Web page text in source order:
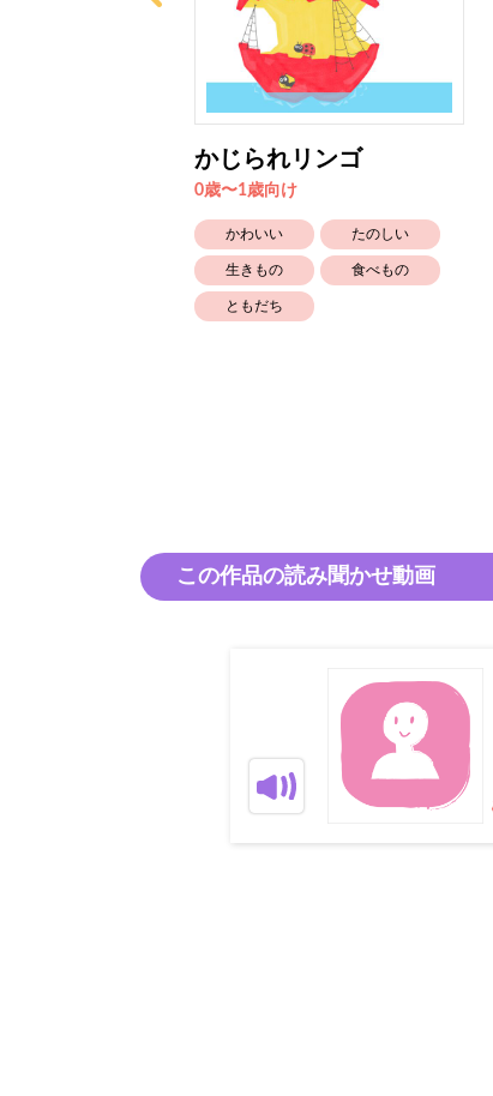
かじられリンゴ
0歳〜1歳向け
かわいい たのしい
生きもの 食べもの
ともだち
この作品の読み聞かせ動画